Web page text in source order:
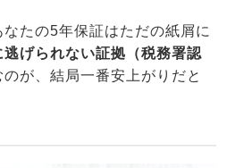
たの5年保証はただの紙屑に
逃げられない証拠（税務署認
のが、結局一番安上がりだと